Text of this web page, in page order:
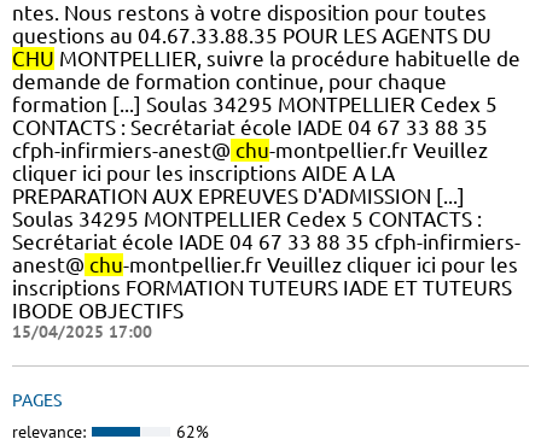
ntes. Nous restons à votre disposition pour toutes
questions au 04.67.33.88.35 POUR LES AGENTS DU
CHU MONTPELLIER, suivre la procédure habituelle de
demande de formation continue, pour chaque
formation [...] Soulas 34295 MONTPELLIER Cedex 5
CONTACTS : Secrétariat école IADE 04 67 33 88 35
cfph-infirmiers-anest@ chu-montpellier.fr Veuillez
cliquer ici pour les inscriptions AIDE A LA
PREPARATION AUX EPREUVES D'ADMISSION [...]
Soulas 34295 MONTPELLIER Cedex 5 CONTACTS :
Secrétariat école IADE 04 67 33 88 35 cfph-infirmiers-
anest@ chu-montpellier.fr Veuillez cliquer ici pour les
inscriptions FORMATION TUTEURS IADE ET TUTEURS
IBODE OBJECTIFS
15/04/2025 17:00
PAGES
relevance: 62%